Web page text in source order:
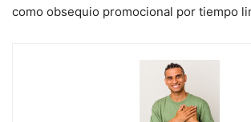
como obsequio promocional por tiempo